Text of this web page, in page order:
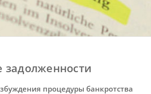
задолженности
процедуры банкротства